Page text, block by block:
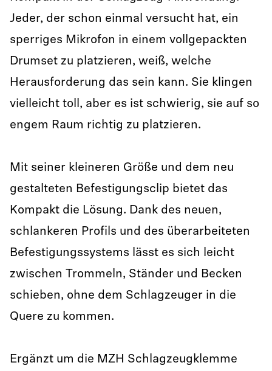
Jeder, der schon einmal versucht hat, ein
sperriges Mikrofon in einem vollgepackten
Drumset zu platzieren, weiß, welche
Herausforderung das sein kann. Sie klingen
vielleicht toll, aber es ist schwierig, sie auf so
engem Raum richtig zu platzieren.
Mit seiner kleineren Größe und dem neu
gestalteten Befestigungsclip bietet das
Kompakt die Lösung. Dank des neuen,
schlankeren Profils und des überarbeiteten
Befestigungssystems lässt es sich leicht
zwischen Trommeln, Ständer und Becken
schieben, ohne dem Schlagzeuger in die
Quere zu kommen.
Ergänzt um die MZH Schlagzeugklemme